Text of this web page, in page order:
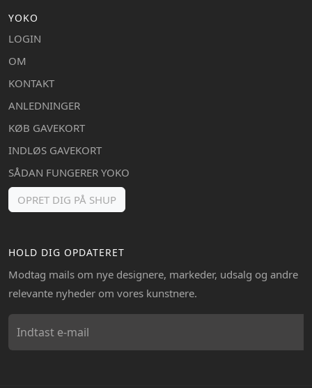
YOKO
LOGIN
OM
KONTAKT
ANLEDNINGER
KØB GAVEKORT
INDLØS GAVEKORT
SÅDAN FUNGERER YOKO
OPRET DIG PÅ SHUP
HOLD DIG OPDATERET
Modtag mails om nye designere, markeder, udsalg og andre
relevante nyheder om vores kunstnere.